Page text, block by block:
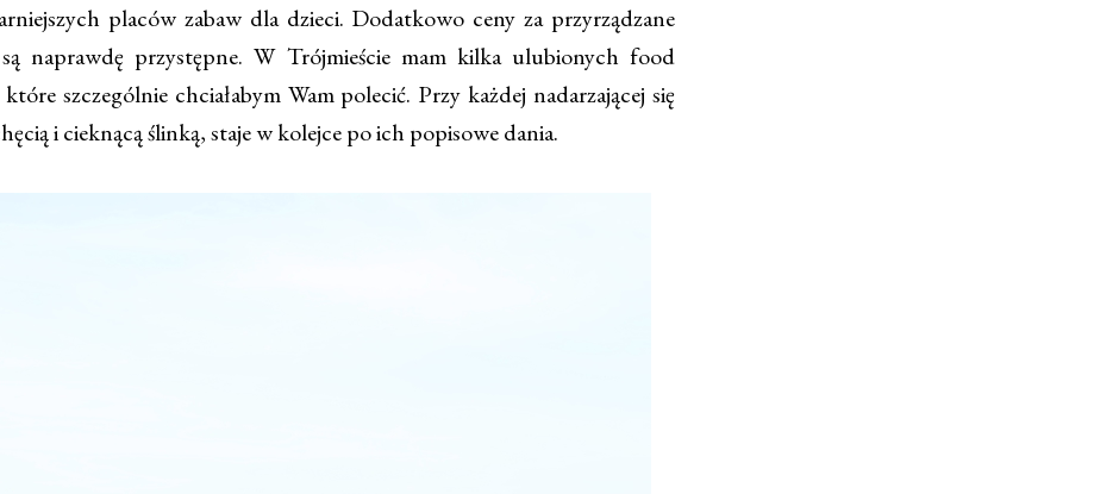
placów zabaw dla dzieci. Dodatkowo ceny za przyrządzane
naprawdę przystępne. W Trójmieście mam kilka ulubionych food
szczególnie chciałabym Wam polecić. Przy każdej nadarzającej się
i cieknącą ślinką, staje w kolejce po ich popisowe dania.